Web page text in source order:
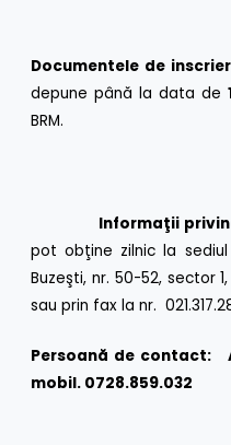
Documentele de
depune până la data de
BRM.
Informaţii
pot obţine zilnic la sediul
Buzeşti, nr. 50-52, sector
sau prin fax la nr.
Persoană de
mobil. 0728.859.032